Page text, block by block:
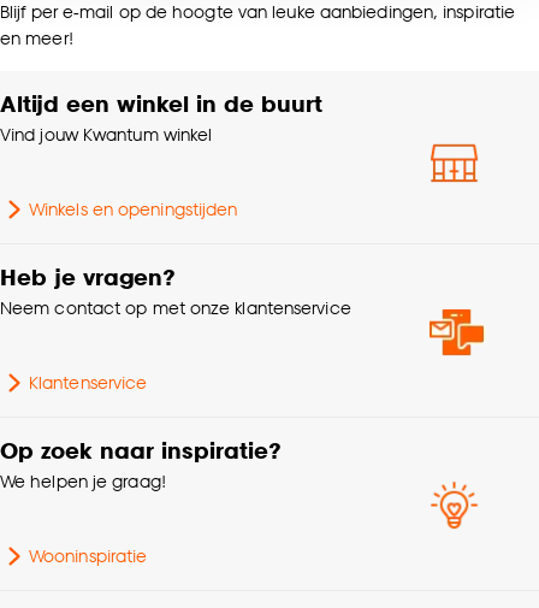
voor kiezen om bepaalde cookies wel of niet te
accepteren door op ‘Cookies aanpassen’ te
Goed om te weten is dat je deze keuze altijd nog
Gewicht gram per m2
Blijf per e-mail op de hoogte van leuke aanbiedingen, inspiratie
en meer!
Altijd een winkel in de buurt
Vind jouw Kwantum winkel
Winkels en openingstijden
Heb je vragen?
Neem contact op met onze klantenservice
Klantenservice
Op zoek naar inspiratie?
We helpen je graag!
Wooninspiratie